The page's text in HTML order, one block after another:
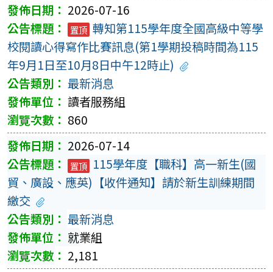
2026-07-16
置頂 轉知第115學年度全國高級中等學
校閱讀心得寫作比賽訊息(第1學期投稿時間為115
年9月1日至10月8日中午12時止)
最新消息
讀者服務組
860
2026-07-14
置頂 115學年度【職科】高一新生(國
貿、廣設、應英)【收件通知】請於新生訓練期間
繳交
最新消息
就業組
2,181